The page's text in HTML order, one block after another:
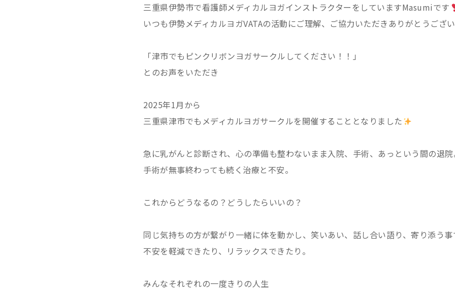
三重県伊勢市で看護師メディカルヨガインストラクターをしていますMasumiです
いつも伊勢メディカルヨガVATAの活動にご理解、ご協力いただきありがとうござ
「津市でもピンクリボンヨガサークルしてください！！」
とのお声をいただき
2025年1月から
三重県津市でもメディカルヨガサークルを開催することとなりました
急に乳がんと診断され、心の準備も整わないまま入院、手術、あっという間の退
手術が無事終わっても続く治療と不安。
これからどうなるの？どうしたらいいの？
同じ気持ちの方が繋がり一緒に体を動かし、笑いあい、話し合い語り、寄り添う事
不安を軽減できたり、リラックスできたり。
みんなそれぞれの一度きりの人生